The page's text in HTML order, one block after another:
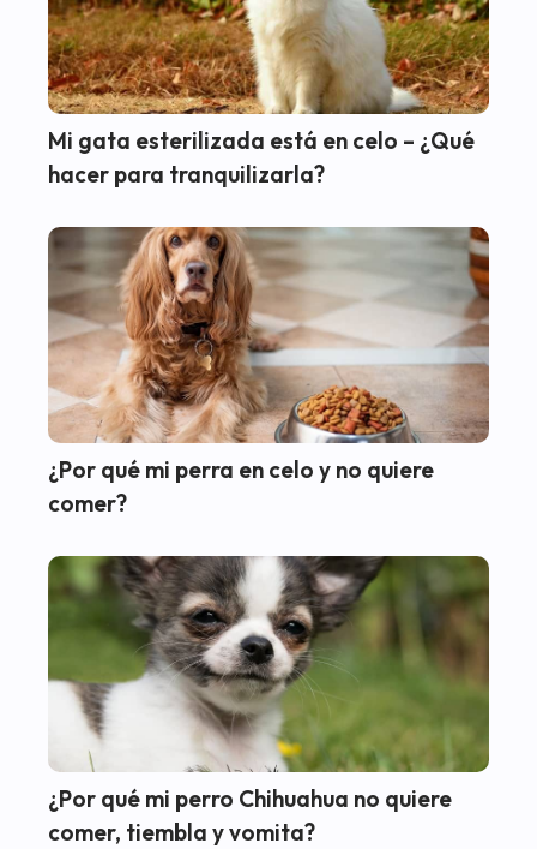
Mi gata esterilizada está en celo – ¿Qué
hacer para tranquilizarla?
¿Por qué mi perra en celo y no quiere
comer?
¿Por qué mi perro Chihuahua no quiere
comer, tiembla y vomita?